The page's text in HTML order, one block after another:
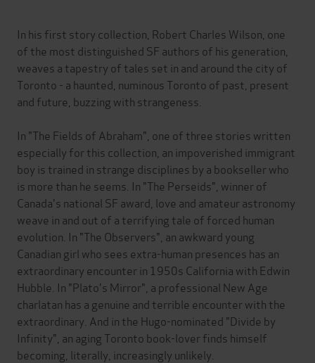
In his first story collection, Robert Charles Wilson, one
of the most distinguished SF authors of his generation,
weaves a tapestry of tales set in and around the city of
Toronto - a haunted, numinous Toronto of past, present
and future, buzzing with strangeness.
In "The Fields of Abraham", one of three stories written
especially for this collection, an impoverished immigrant
boy is trained in strange disciplines by a bookseller who
is more than he seems. In "The Perseids", winner of
Canada's national SF award, love and amateur astronomy
weave in and out of a terrifying tale of forced human
evolution. In "The Observers", an awkward young
Canadian girl who sees extra-human presences has an
extraordinary encounter in 1950s California with Edwin
Hubble. In "Plato's Mirror", a professional New Age
charlatan has a genuine and terrible encounter with the
extraordinary. And in the Hugo-nominated "Divide by
Infinity", an aging Toronto book-lover finds himself
becoming, literally, increasingly unlikely.